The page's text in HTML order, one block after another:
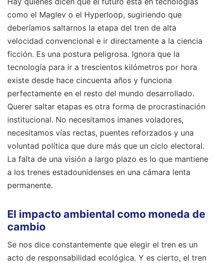
como el Maglev o el Hyperloop, sugiriendo que
deberíamos saltarnos la etapa del tren de alta
velocidad convencional e ir directamente a la ciencia
ficción. Es una postura peligrosa. Ignora que la
tecnología para ir a trescientos kilómetros por hora
existe desde hace cincuenta años y funciona
perfectamente en el resto del mundo desarrollado.
Querer saltar etapas es otra forma de procrastinación
institucional. No necesitamos imanes voladores,
necesitamos vías rectas, puentes reforzados y una
voluntad política que dure más que un ciclo electoral.
La falta de una visión a largo plazo es lo que mantiene
a los trenes estadounidenses en una cámara lenta
permanente.
El impacto ambiental como moneda de
cambio
Se nos dice constantemente que elegir el tren es un
acto de responsabilidad ecológica. Y es cierto, el tren